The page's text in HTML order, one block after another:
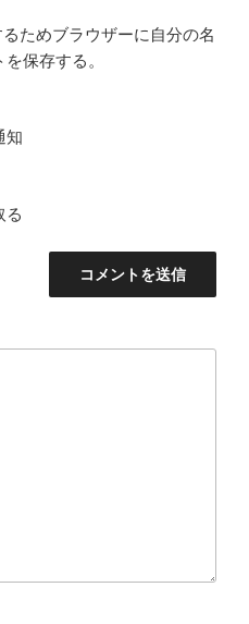
ためブラウザーに自分の名
保存する。
知
る